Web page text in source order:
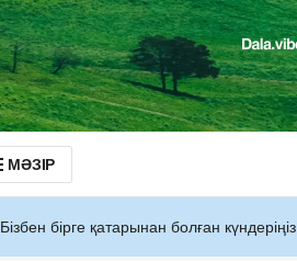
МӘЗІР
Бізбен бірге қатарынан болған күндеріңіз